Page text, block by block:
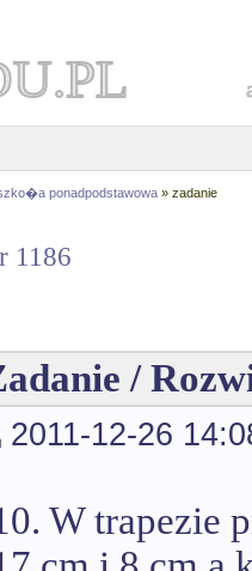
ponadpodstawowa » zadanie
1186
/
2011-12-26
W trapezie